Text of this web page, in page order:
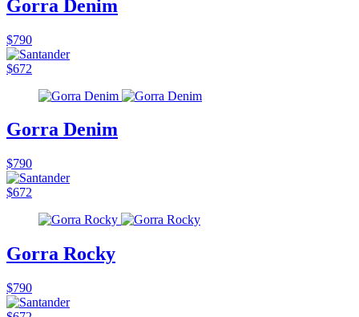
Gorra Denim
$790
$672
Gorra Denim
$790
$672
Gorra Rocky
$790